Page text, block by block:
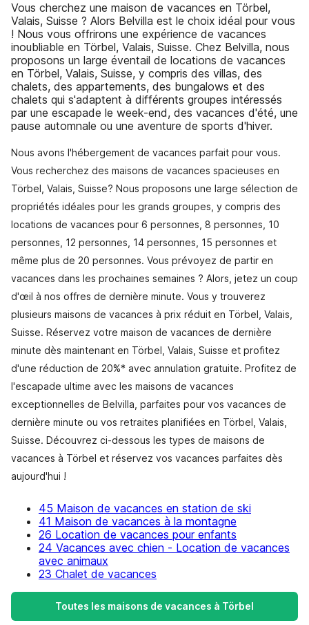
Vous cherchez une maison de vacances en Törbel,
Valais, Suisse ? Alors Belvilla est le choix idéal pour vous
! Nous vous offrirons une expérience de vacances
inoubliable en Törbel, Valais, Suisse. Chez Belvilla, nous
proposons un large éventail de locations de vacances
en Törbel, Valais, Suisse, y compris des villas, des
chalets, des appartements, des bungalows et des
chalets qui s'adaptent à différents groupes intéressés
par une escapade le week-end, des vacances d'été, une
pause automnale ou une aventure de sports d'hiver.
Nous avons l'hébergement de vacances parfait pour vous.
Vous recherchez des maisons de vacances spacieuses en
Törbel, Valais, Suisse? Nous proposons une large sélection de
propriétés idéales pour les grands groupes, y compris des
locations de vacances pour 6 personnes, 8 personnes, 10
personnes, 12 personnes, 14 personnes, 15 personnes et
même plus de 20 personnes. Vous prévoyez de partir en
vacances dans les prochaines semaines ? Alors, jetez un coup
d'œil à nos offres de dernière minute. Vous y trouverez
plusieurs maisons de vacances à prix réduit en Törbel, Valais,
Suisse. Réservez votre maison de vacances de dernière
minute dès maintenant en Törbel, Valais, Suisse et profitez
d'une réduction de 20%* avec annulation gratuite. Profitez de
l'escapade ultime avec les maisons de vacances
exceptionnelles de Belvilla, parfaites pour vos vacances de
dernière minute ou vos retraites planifiées en Törbel, Valais,
Suisse. Découvrez ci-dessous les types de maisons de
vacances à Törbel et réservez vos vacances parfaites dès
aujourd'hui !
45 Maison de vacances en station de ski
41 Maison de vacances à la montagne
26 Location de vacances pour enfants
24 Vacances avec chien - Location de vacances
avec animaux
23 Chalet de vacances
Toutes les maisons de vacances à Törbel